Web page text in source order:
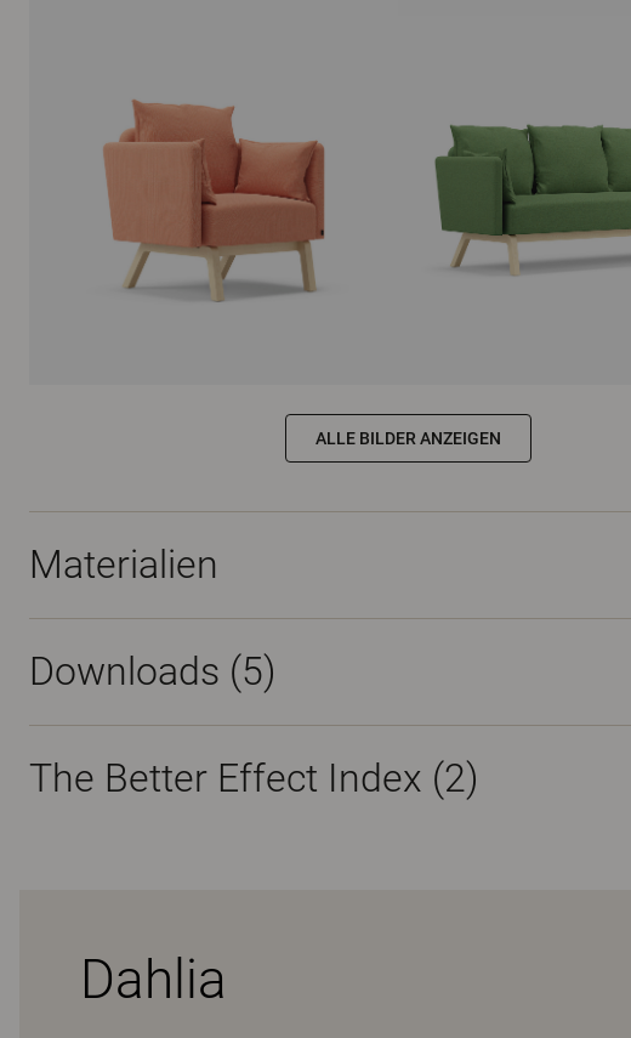
ALLE BILDER ANZEIGEN
Materialien
Downloads (5)
The Better Effect Index (2)
Dahlia